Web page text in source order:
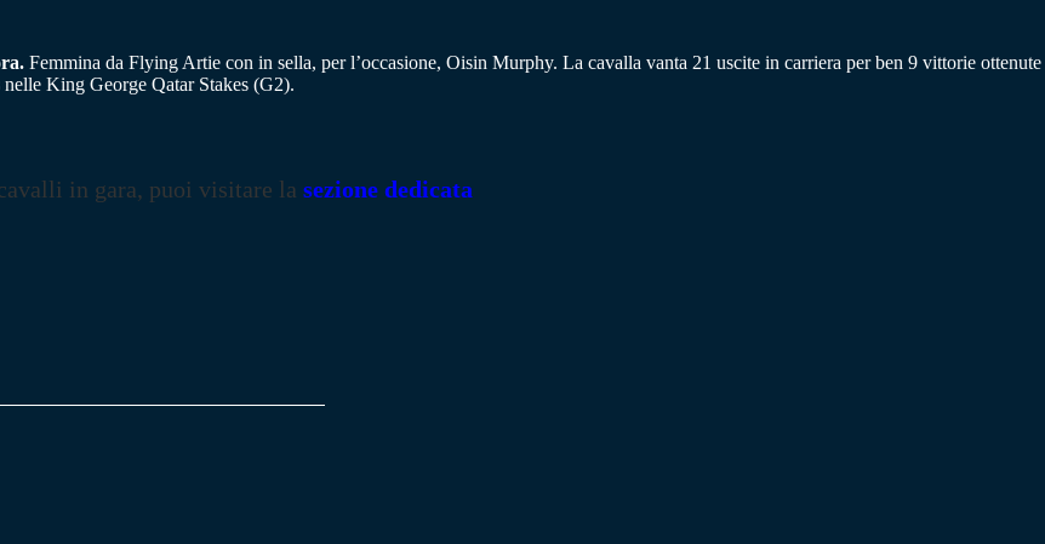
Femmina da Flying Artie con in sella, per l’occasione, Oisin Murphy. La cavalla vanta 21 uscite in carriera per ben 9 vittorie ottenute
nelle King George Qatar Stakes (G2).
in gara, puoi visitare la sezione dedicata